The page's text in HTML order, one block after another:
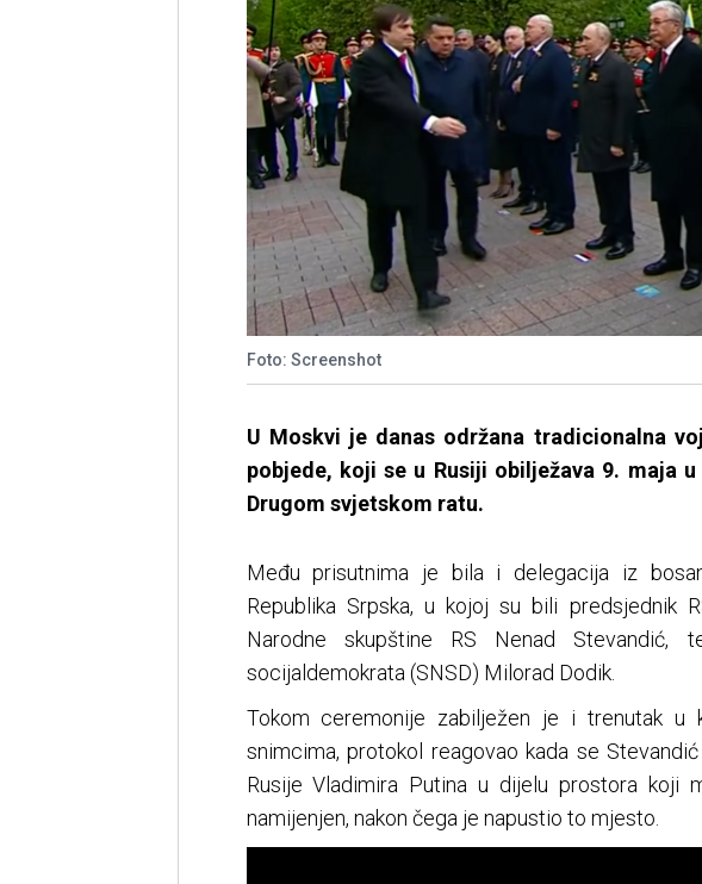
Foto: Screenshot
U Moskvi je danas održana tradicionalna
pobjede, koji se u Rusiji obilježava 9. maja
Drugom svjetskom ratu.
Među prisutnima je bila i delegacija iz
Republika Srpska, u kojoj su bili predsjednik
Narodne skupštine RS Nenad Stevandić,
socijaldemokrata (SNSD) Milorad Dodik.
Tokom ceremonije zabilježen je i trenutak u
snimcima, protokol reagovao kada se
Rusije Vladimira Putina u dijelu prostora koji
namijenjen, nakon čega je napustio to mjesto.